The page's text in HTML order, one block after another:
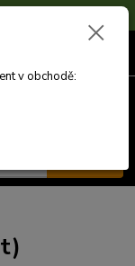
SLEVA6
v obchodě: